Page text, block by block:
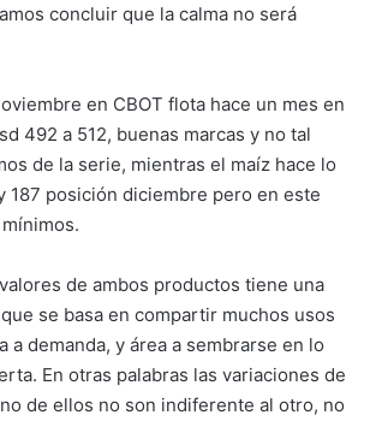
concluir que la calma no será
en CBOT flota hace un mes en
492 a 512, buenas marcas y no tal
de la serie, mientras el maíz hace lo
187 posición diciembre pero en este
de ambos productos tiene una
se basa en compartir muchos usos
a demanda, y área a sembrarse en lo
En otras palabras las variaciones de
de ellos no son indiferente al otro, no